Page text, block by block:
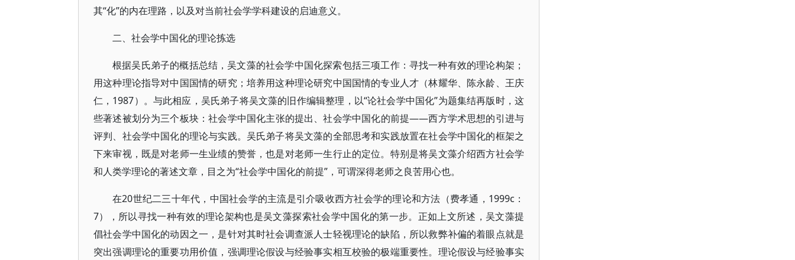
其“化”的内在理路，以及对当前社会学学科建设的启迪意义。
二、社会学中国化的理论拣选
根据吴氏弟子的概括总结，吴文藻的社会学中国化探索包括三项工作：寻找一种有效的理论构架；
用这种理论指导对中国国情的研究；培养用这种理论研究中国国情的专业人才（林耀华、陈永龄、王庆
仁，1987）。与此相应，吴氏弟子将吴文藻的旧作编辑整理，以“论社会学中国化”为题集结再版时，这
些著述被划分为三个板块：社会学中国化主张的提出、社会学中国化的前提——西方学术思想的引进与
评判、社会学中国化的理论与实践。吴氏弟子将吴文藻的全部思考和实践放置在社会学中国化的框架之
下来审视，既是对老师一生业绩的赞誉，也是对老师一生行止的定位。特别是将吴文藻介绍西方社会学
和人类学理论的著述文章，目之为“社会学中国化的前提”，可谓深得老师之良苦用心也。
在20世纪二三十年代，中国社会学的主流是引介吸收西方社会学的理论和方法（费孝通，1999c：
7），所以寻找一种有效的理论架构也是吴文藻探索社会学中国化的第一步。正如上文所述，吴文藻提
倡社会学中国化的动因之一，是针对其时社会调查派人士轻视理论的缺陷，所以救弊补偏的着眼点就是
突出强调理论的重要功用价值，强调理论假设与经验事实相互校验的极端重要性。理论假设与经验事实